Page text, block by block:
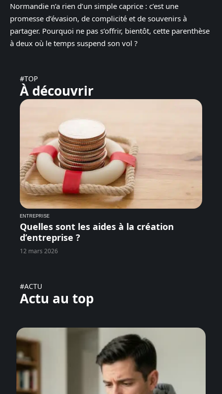
Normandie n’a rien d’un simple caprice : c’est une
promesse d’évasion, de complicité et de souvenirs à
partager. Pourquoi ne pas s’offrir, bientôt, cette parenthèse
à deux où le temps suspend son vol ?
#TOP
À découvrir
ENTREPRISE
Quelles sont les aides à la création
d’entreprise ?
12 mars 2026
#ACTU
Actu au top